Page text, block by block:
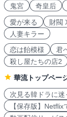
鬼宮
奇皇后
愛が来る 財閥
人妻キラー
恋は飴模様
君
殺し屋たちの店2
華流トップペー
次見る韓ドラに
【保存版】